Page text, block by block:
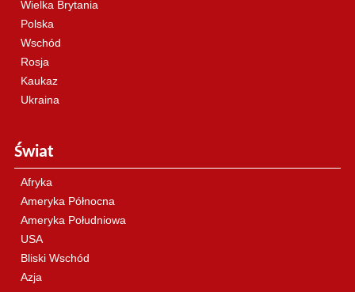
Wielka Brytania
Polska
Wschód
Rosja
Kaukaz
Ukraina
Świat
Afryka
Ameryka Północna
Ameryka Południowa
USA
Bliski Wschód
Azja